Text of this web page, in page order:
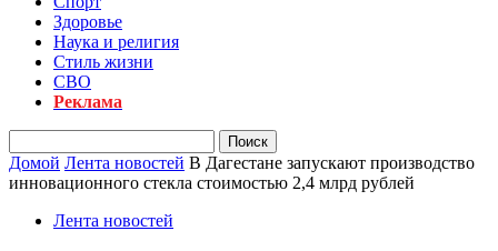
Здоровье
Наука и религия
Стиль жизни
СВО
Реклама
Домой Лента новостей В Дагестане запускают производство
инновационного стекла стоимостью 2,4 млрд рублей
Лента новостей